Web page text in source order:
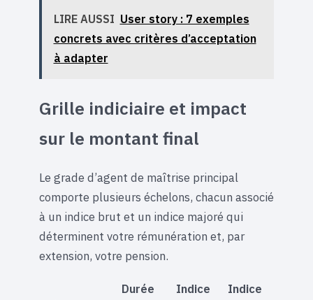
LIRE AUSSI User story : 7 exemples
concrets avec critères d’acceptation
à adapter
Grille indiciaire et impact
sur le montant final
Le grade d’agent de maîtrise principal
comporte plusieurs échelons, chacun associé
à un indice brut et un indice majoré qui
déterminent votre rémunération et, par
extension, votre pension.
Durée
Indice
Indice